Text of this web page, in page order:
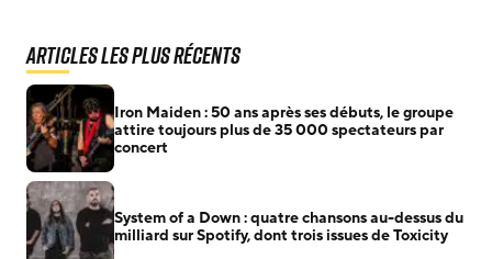
Articles les plus récents
Iron Maiden : 50 ans après ses débuts, le groupe
attire toujours plus de 35 000 spectateurs par
concert
System of a Down : quatre chansons au-dessus du
milliard sur Spotify, dont trois issues de Toxicity